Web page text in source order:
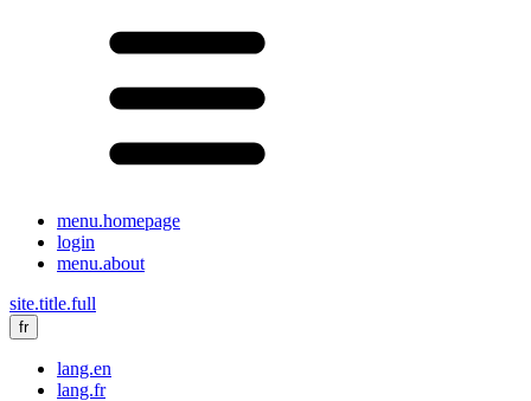
menu.homepage
login
menu.about
site.title.full
fr
lang.en
lang.fr